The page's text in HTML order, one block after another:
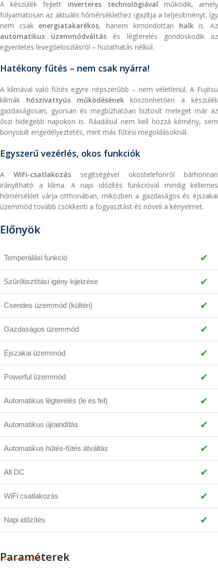
A készülék fejlett inverteres technológiával működik, amely
folyamatosan az aktuális hőmérséklethez igazítja a teljesítményt, így
nem csak energiatakarékos, hanem kimondottan halkis. Az
automatikus üzemmódváltás és légterelés gondoskodik az
egyenletes levegőeloszlásról – huzathatás nélkül.
Hatékony fűtés – nem csak nyárra!
A klímával való fűtés egyre népszerűbb – nem véletlenül. A Fujitsu
klímák hőszivattyús működésénekköszönhetően a készülék
gazdaságosan, gyorsan és megbízhatóan biztosít meleget már az
őszi hidegebb napokon is. Ráadásul nem kell hozzá kémény, sem
bonyolult engedélyeztetés, mint más fűtési megoldásoknál.
Egyszerű vezérlés, okos funkciók
A WiFi-csatlakozás segítségével okostelefonról bárhonnan
irányítható a klíma. A napi időzítés funkcióval mindig kellemes
hőmérséklet várja otthonában, miközben a gazdaságos és éjszakai
üzemmód tovább csökkenti a fogyasztást és növeli a kényelmet.
Előnyök
Temperálási funkció ✔
Szűrőtisztítási igény kijelzése ✔
Csendes üzemmód (kültéri) ✔
Gazdaságos üzemmód ✔
Éjszakai üzemmód ✔
Powerful üzemmód ✔
Automatikus légterelés (le és fel) ✔
Automatikus újraindítás ✔
Automatikus hűtés-fűtés átváltás ✔
All DC ✔
WiFi csatlakozás ✔
Napi időzítés ✔
Paraméterek